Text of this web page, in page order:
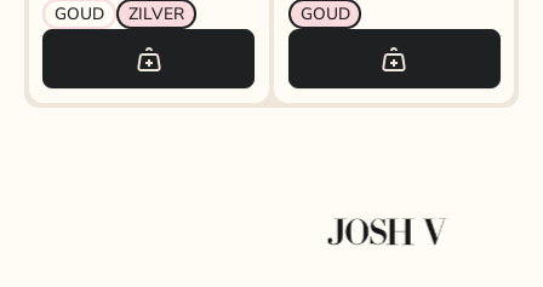
GOUD ZILVER GOUD